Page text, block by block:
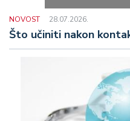
NOVOST 28.07.2026.
Što učiniti nakon